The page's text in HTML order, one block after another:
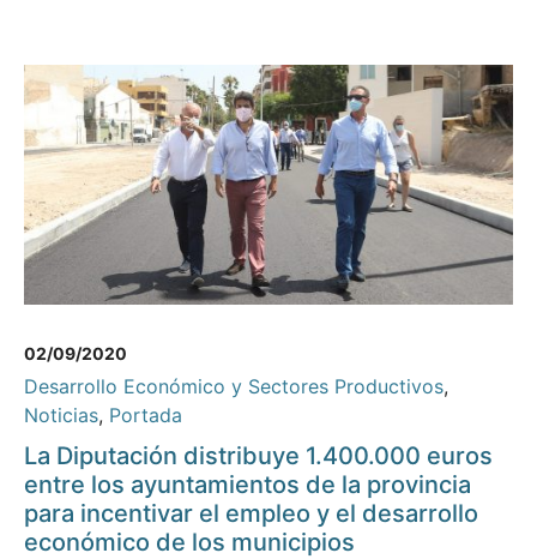
02/09/2020
Desarrollo Económico y Sectores Productivos,
Noticias, Portada
La Diputación distribuye 1.400.000 euros
entre los ayuntamientos de la provincia
para incentivar el empleo y el desarrollo
económico de los municipios